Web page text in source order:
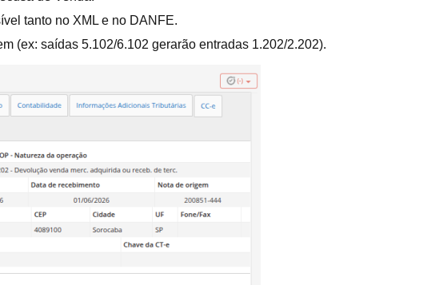
tanto no XML e no DANFE.
(ex: saídas 5.102/6.102 gerarão entradas 1.202/2.202).